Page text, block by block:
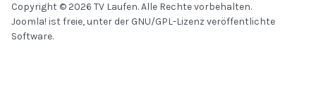
Copyright © 2026 TV Laufen. Alle Rechte vorbehalten.
Joomla! ist freie, unter der GNU/GPL-Lizenz veröffentlichte
Software.